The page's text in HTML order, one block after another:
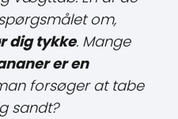
om,
dig tykke . Mange
er en
forsøger at tabe
sandt?